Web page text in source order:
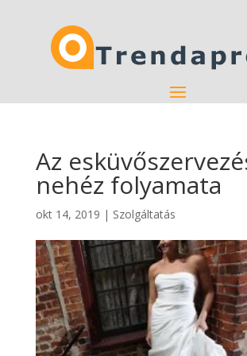
Az
nehéz folyamata
okt 14, 2019 | Szolgáltatás